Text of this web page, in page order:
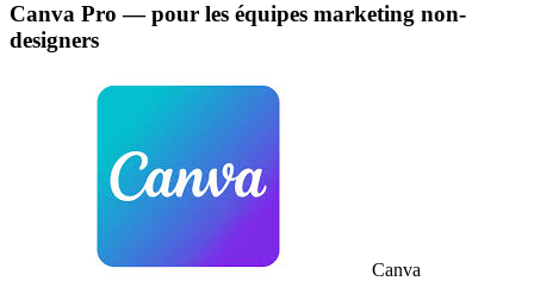
Canva Pro — pour les équipes marketing non-
designers
Canva